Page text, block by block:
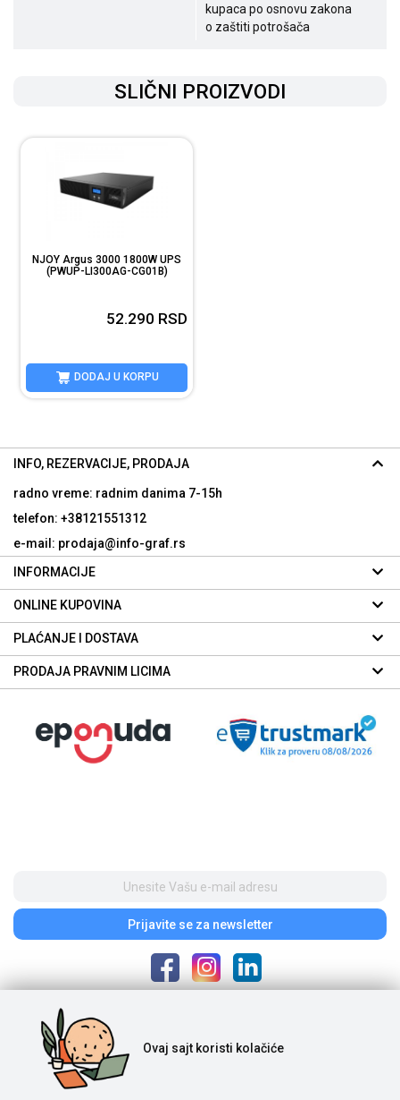
kupaca po osnovu zakona
o zaštiti potrošača
SLIČNI PROIZVODI
NJOY Argus 3000 1800W UPS
(PWUP-LI300AG-CG01B)
52.290 RSD
DODAJ U KORPU
Prijavite se za newsletter
INFO, REZERVACIJE, PRODAJA
radno vreme: radnim danima 7-15h
telefon: +38121551312
e-mail: prodaja@info-graf.rs
INFORMACIJE
ONLINE KUPOVINA
PLAĆANJE I DOSTAVA
PRODAJA PRAVNIM LICIMA
Poštovani posetioci, cene na našem sajtu iskazane su u dinarima. Porez je
uračunat u cenu. S obzirom na to da je u pitanju internet prodaja i da se
ponuda na sajtu ne ažurira u realnom vremenu, potrebno nam je vreme da
proverimo dostupnost naručene robe. Komercijalista će kontaktirati s
Ovaj sajt koristi kolačiće